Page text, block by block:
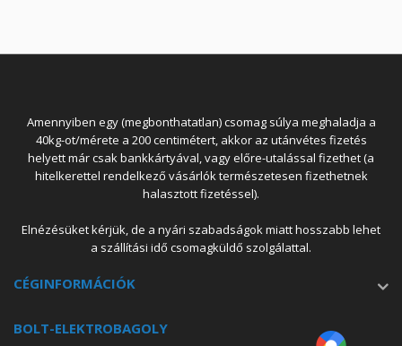
Amennyiben egy (megbonthatatlan) csomag súlya meghaladja a
40kg-ot/mérete a 200 centimétert, akkor az utánvétes fizetés
helyett már csak bankkártyával, vagy előre-utalással fizethet (a
hitelkerettel rendelkező vásárlók természetesen fizethetnek
halasztott fizetéssel).
Elnézésüket kérjük, de a nyári szabadságok miatt hosszabb lehet
a szállítási idő csomagküldő szolgálattal.
CÉGINFORMÁCIÓK
BOLT-ELEKTROBAGOLY